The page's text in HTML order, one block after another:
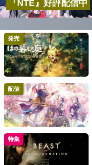
『NTE』好評配信中
発売
配信
特集